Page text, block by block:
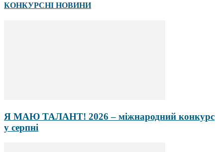
КОНКУРСНІ НОВИНИ
Я МАЮ ТАЛАНТ! 2026 – міжнародний конкурс
у серпні